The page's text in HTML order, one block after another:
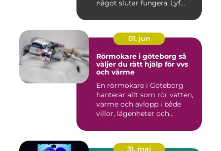
något slutar fungera. Lyf...
01. jun
Rörmokare i göteborg så
väljer du rätt hjälp för vvs
och värme
En rörmokare i Göteborg
hanterar allt som rör vatten,
värme och avlopp i både
villor, lägenheter och...
31. maj